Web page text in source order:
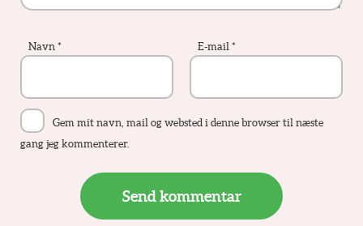
Navn * E-mail *
Gem mit navn, mail og websted i denne browser til næste
gang jeg kommenterer.